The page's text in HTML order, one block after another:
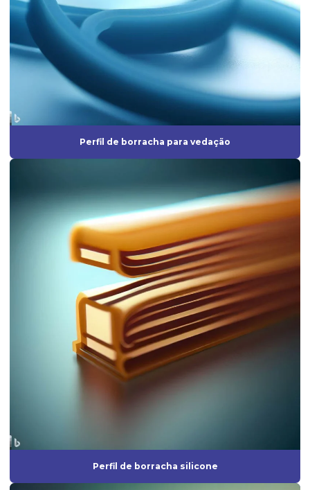
Fabrica de mangueira de silicone
Fábrica de peças de borracha
Fabricação de artefatos de borracha
Fabricação de artefatos de borracha sob medida
Fabricação de peças de borracha
Fabricação de peças em silicone
Fabricante de borrachas automotivas
Fabricante de diafragma de borracha
Fabricante de mangueira de silicone
Fabricante de peças de borracha sob medida
Fabricante de peças injetadas em borracha
Fabricante de peças em silicone
Fabricante de peças técnicas de borracha sob medida para
Fabricante perfil de borracha
Fabricantes de borrachas
Perfil de borracha para vedação
Perfil de borracha silicone